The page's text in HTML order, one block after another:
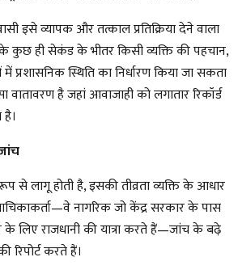
इसे व्यापक और तत्काल प्रतिक्रिया देने वाला
कुछ ही सेकंड के भीतर किसी व्यक्ति की पहचान,
स्थिति का निर्धारण किया जा सकता
है जहां आवाजाही को लगातार रिकॉर्ड
से लागू होती है, इसकी तीव्रता व्यक्ति के आधार
नागरिक जो केंद्र सरकार के पास
लिए राजधानी की यात्रा करते हैं—जांच के बढ़े
करते हैं।